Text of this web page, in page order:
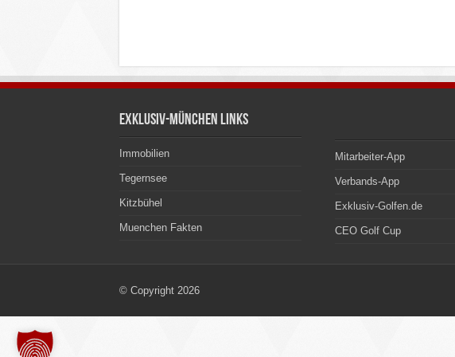
Exklusiv-München Links
Immobilien
Tegernsee
Kitzbühel
Muenchen Fakten
Mitarbeiter-App
Verbands-App
Exklusiv-Golfen.de
CEO Golf Cup
© Copyright 2026